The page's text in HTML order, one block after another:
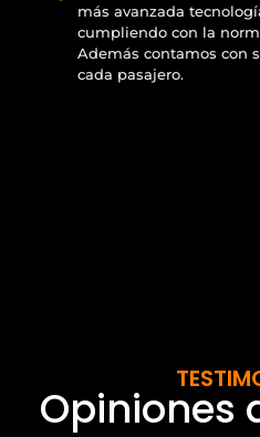
más avanzada
cumpliendo con la
Además contamos con
cada pasajero.
Opiniones